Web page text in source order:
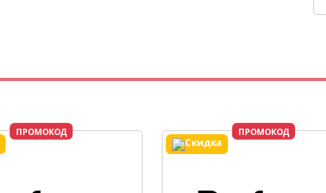
ПРОМОКОД ПРОМОКОД